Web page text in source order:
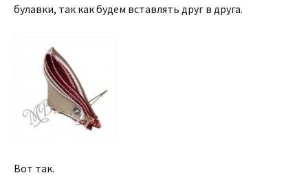
булавки, так как будем вставлять друг в друга.
Вот так.